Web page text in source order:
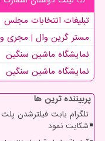
تبلیغات انتخابات مجلس
مستر گرین وال | مجری و
نمایشگاه ماشین سنگین
نمایشگاه ماشین سنگین
پربیننده ترین ها
تلگرام بابت فیلترشدن
شکایت نمود